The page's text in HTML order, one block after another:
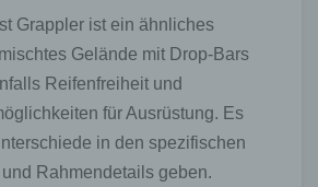
Grappler ist ein ähnliches
Gelände mit Drop-Bars
Reifenfreiheit und
für Ausrüstung. Es
in den spezifischen
Rahmendetails geben.